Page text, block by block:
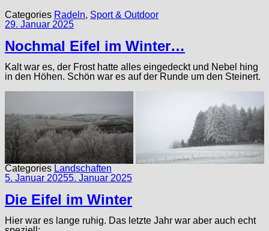
Categories Radeln, Sport & Outdoor
29. Januar 2025
Nochmal Eifel im Winter…
Kalt war es, der Frost hatte alles eingedeckt und Nebel hing
in den Höhen. Schön war es auf der Runde um den Steinert.
Categories Landschaften
5. Januar 20255. Januar 2025
Die Eifel im Winter
Hier war es lange ruhig. Das letzte Jahr war aber auch echt